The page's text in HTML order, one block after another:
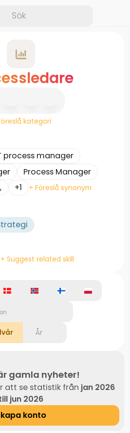
kategori
process manager
Process Manager
+1 + Föreslå synonym
+ Suggest related skill
År
gamla nyheter!
att se statistik från jan 2026
jun 2026
konto